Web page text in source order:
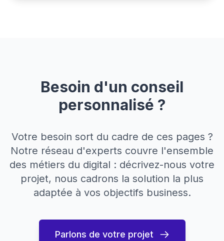
Besoin d'un conseil
personnalisé ?
Votre besoin sort du cadre de ces pages ?
Notre réseau d'experts couvre l'ensemble
des métiers du digital : décrivez-nous votre
projet, nous cadrons la solution la plus
adaptée à vos objectifs business.
Parlons de votre projet